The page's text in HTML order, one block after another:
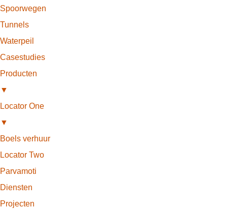
Spoorwegen
Tunnels
Waterpeil
Casestudies
Producten
▼
Locator One
▼
Boels verhuur
Locator Two
Parvamoti
Diensten
Projecten